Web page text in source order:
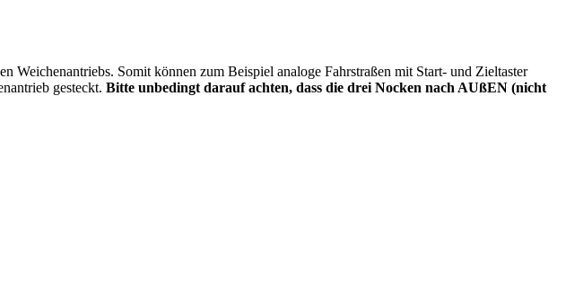
Weichenantriebs. Somit können zum Beispiel analoge Fahrstraßen mit Start- und Zieltaster
gesteckt. Bitte unbedingt darauf achten, dass die drei Nocken nach AUßEN (nicht